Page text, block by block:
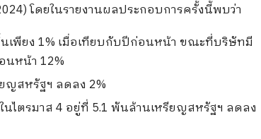
โดยในรายงานผลประกอบการครั้งนี้พบว่า
เพียง 1% เมื่อเทียบกับปีก่อนหน้า ขณะที่บริษัทมี
นหน้า 12%
ญสหรัฐฯ ลดลง 2%
นไตรมาส 4 อยู่ที่ 5.1 พันล้านเหรียญสหรัฐฯ ลดลง